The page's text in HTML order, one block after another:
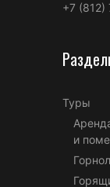
+7 (812)
Туры
и